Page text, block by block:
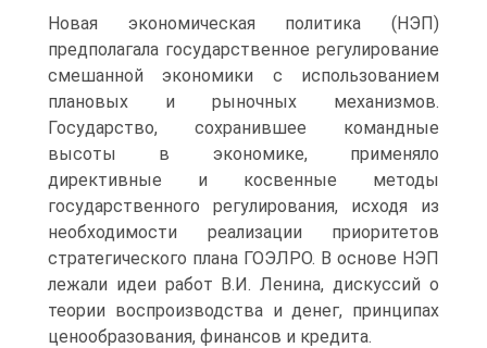
Новая экономическая политика (НЭП)
предполагала государственное регулирование
смешанной экономики с использованием
плановых и рыночных механизмов.
Государство, сохранившее командные
высоты в экономике, применяло
директивные и косвенные методы
государственного регулирования, исходя из
необходимости реализации приоритетов
стратегического плана ГОЭЛРО. В основе НЭП
лежали идеи работ В.И. Ленина, дискуссий о
теории воспроизводства и денег, принципах
ценообразования, финансов и кредита.